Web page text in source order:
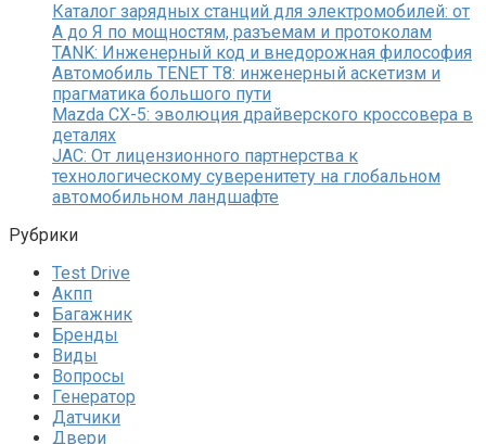
Каталог зарядных станций для электромобилей: от
А до Я по мощностям, разъемам и протоколам
TANK: Инженерный код и внедорожная философия
Автомобиль TENET T8: инженерный аскетизм и
прагматика большого пути
Mazda CX-5: эволюция драйверского кроссовера в
деталях
JAC: От лицензионного партнерства к
технологическому суверенитету на глобальном
автомобильном ландшафте
Рубрики
Test Drive
Акпп
Багажник
Бренды
Виды
Вопросы
Генератор
Датчики
Двери